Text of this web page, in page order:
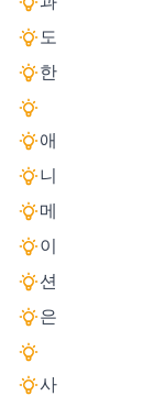
도
한
애
니
메
이
션
은
사